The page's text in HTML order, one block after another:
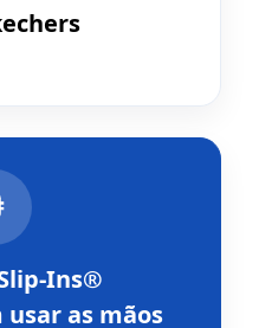
Ins®
usar as mãos